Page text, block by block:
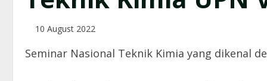
10 August 2022
Seminar Nasional Teknik Kimia yang dikenal